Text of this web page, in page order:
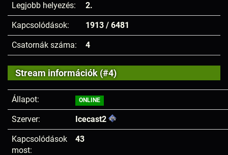
Legjobb helyezés: 2.
Kapcsolódások: 1913 / 6481
Csatornák száma: 4
Stream információk (#4)
Állapot: ONLINE
Szerver: Icecast2
Kapcsolódások
most:
43